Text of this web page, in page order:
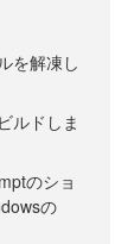
を解凍し
ルドしま
のショ
の